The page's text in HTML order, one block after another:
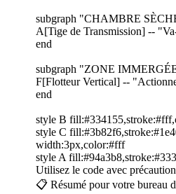
subgraph "CHAMBRE
A[Tige de Transmission] --
end
subgraph "ZONE
F[Flotteur Vertical] --
end
style B
style C
width:3px,color:#fff
style A fill:#94a3b8,stroke:#333
Utilisez le code avec
📋 Résumé pour votre bureau